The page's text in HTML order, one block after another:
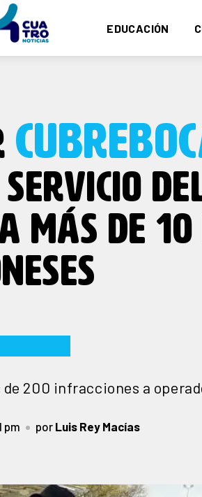
EDUCACIÓN
MÁS DE
200 infracciones a
pm por Luis Rey Macías